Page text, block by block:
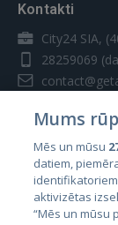
Kontakti
City24 SIA,
28259069
Valstis
Igaunija
Mums
Mēs un mūsu
datiem,
identifikatoriem
aktivizētas
“Mēs un mūsu